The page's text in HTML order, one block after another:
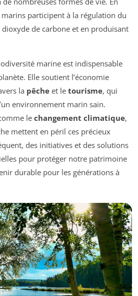
participent à la régulation du
de carbone et en produisant
marine est indispensable
Elle soutient l’économie
la pêche et le tourisme, qui
environnement marin sain.
le changement climatique,
mettent en péril ces précieux
des initiatives et des solutions
pour protéger notre patrimoine
durable pour les générations à